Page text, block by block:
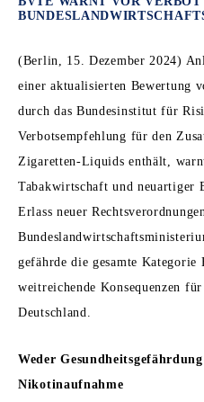
(Berlin, 15. Dezember 2024)
einer aktualisierten Bewertung
durch das Bundesinstitut für
Verbotsempfehlung für den
Zigaretten-Liquids enthält,
Tabakwirtschaft und neuartiger
Erlass neuer
gefährde die gesamte
weitreichende Konsequenzen
Deutschland.
Weder
Nikotinaufnahme
Partnerschaften
Ausschüsse
Jugendschutz
Nichtraucherschutz
Risikoreduktion
Tabaksteuer
Littering
Werbung